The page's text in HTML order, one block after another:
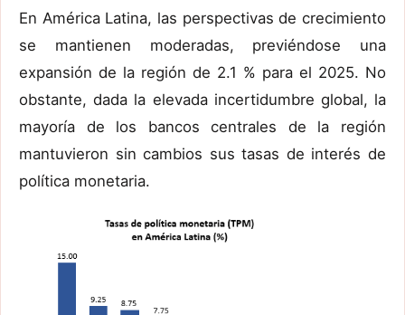
En América Latina, las perspectivas de crecimiento
se mantienen moderadas, previéndose una
expansión de la región de 2.1 % para el 2025. No
obstante, dada la elevada incertidumbre global, la
mayoría de los bancos centrales de la región
mantuvieron sin cambios sus tasas de interés de
política monetaria.